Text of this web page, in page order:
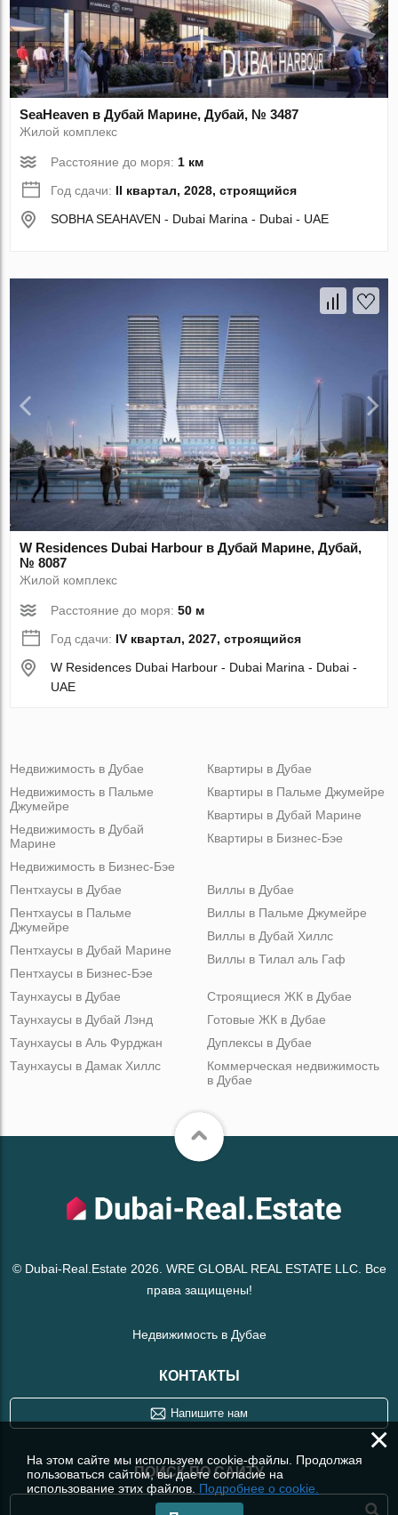
SeaHeaven в Дубай Марине, Дубай, № 3487
Жилой комплекс
Расстояние до моря: 1 км
Год сдачи: II квартал, 2028, строящийся
SOBHA SEAHAVEN - Dubai Marina - Dubai - UAE
W Residences Dubai Harbour в Дубай Марине, Дубай,
№ 8087
Жилой комплекс
Расстояние до моря:50 м
Год сдачи: IV квартал, 2027, строящийся
W Residences Dubai Harbour - Dubai Marina - Dubai -
UAE
Недвижимость в Дубае
Недвижимость в Пальме
Джумейре
Недвижимость в Дубай
Марине
Недвижимость в Бизнес-Бэе
Квартиры в Дубае
Квартиры в Пальме Джумейре
Квартиры в Дубай Марине
Квартиры в Бизнес-Бэе
Пентхаусы в Дубае
Пентхаусы в Пальме
Джумейре
Пентхаусы в Дубай Марине
Пентхаусы в Бизнес-Бэе
Виллы в Дубае
Виллы в Пальме Джумейре
Виллы в Дубай Хиллс
Виллы в Тилал аль Гаф
Таунхаусы в Дубае
Таунхаусы в Дубай Лэнд
Таунхаусы в Аль Фурджан
Таунхаусы в Дамак Хиллс
Строящиеся ЖК в Дубае
Готовые ЖК в Дубае
Дуплексы в Дубае
Коммерческая недвижимость
в Дубае
© Dubai-Real.Estate 2026. WRE GLOBAL REAL ESTATE LLC. Все
права защищены!
Недвижимость в Дубае
КОНТАКТЫ
Напишите нам
ПОИСК ПО САЙТУ
×
На этом сайте мы используем cookie-файлы. Продолжая
пользоваться сайтом, вы даете согласие на
использование этих файлов. Подробнее о cookie.